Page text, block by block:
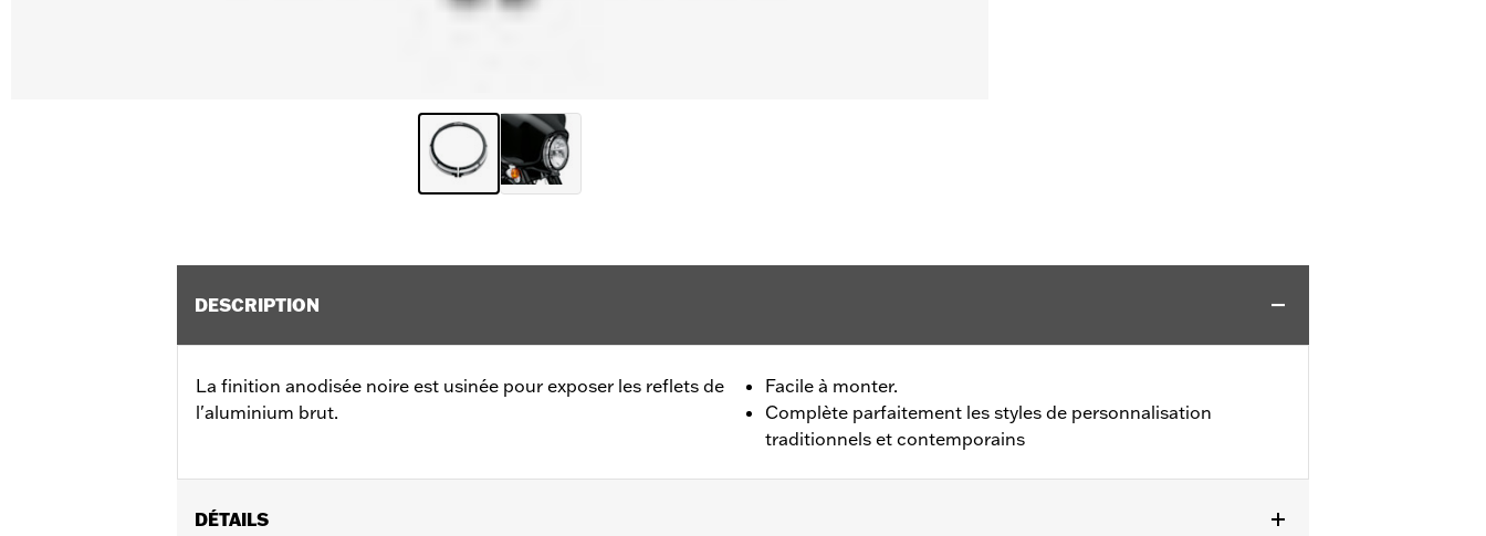
DESCRIPTION
La finition anodisée noire est usinée pour exposer les reflets de
l'aluminium brut.
Facile à monter.
Complète parfaitement les styles de personnalisation
traditionnels et contemporains
DÉTAILS